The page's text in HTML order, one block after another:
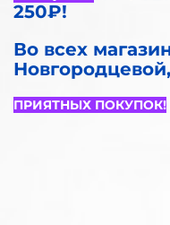
250₽!
Во всех
Новгородцевой,
ПРИЯТНЫХ ПОКУПОК!